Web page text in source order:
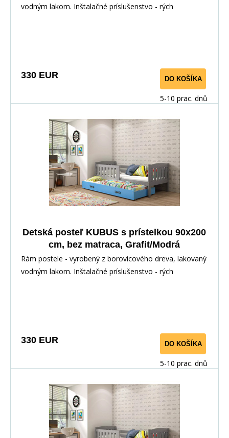
vodným lakom. Inštalačné príslušenstvo - rých
330 EUR DO KOŠÍKA
5-10 prac. dnů
Detská posteľ KUBUS s prístelkou 90x200
cm, bez matraca, Grafit/Modrá
Rám postele - vyrobený z borovicového dreva, lakovaný
vodným lakom. Inštalačné príslušenstvo - rých
330 EUR DO KOŠÍKA
5-10 prac. dnů